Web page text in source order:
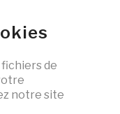
de
notre site